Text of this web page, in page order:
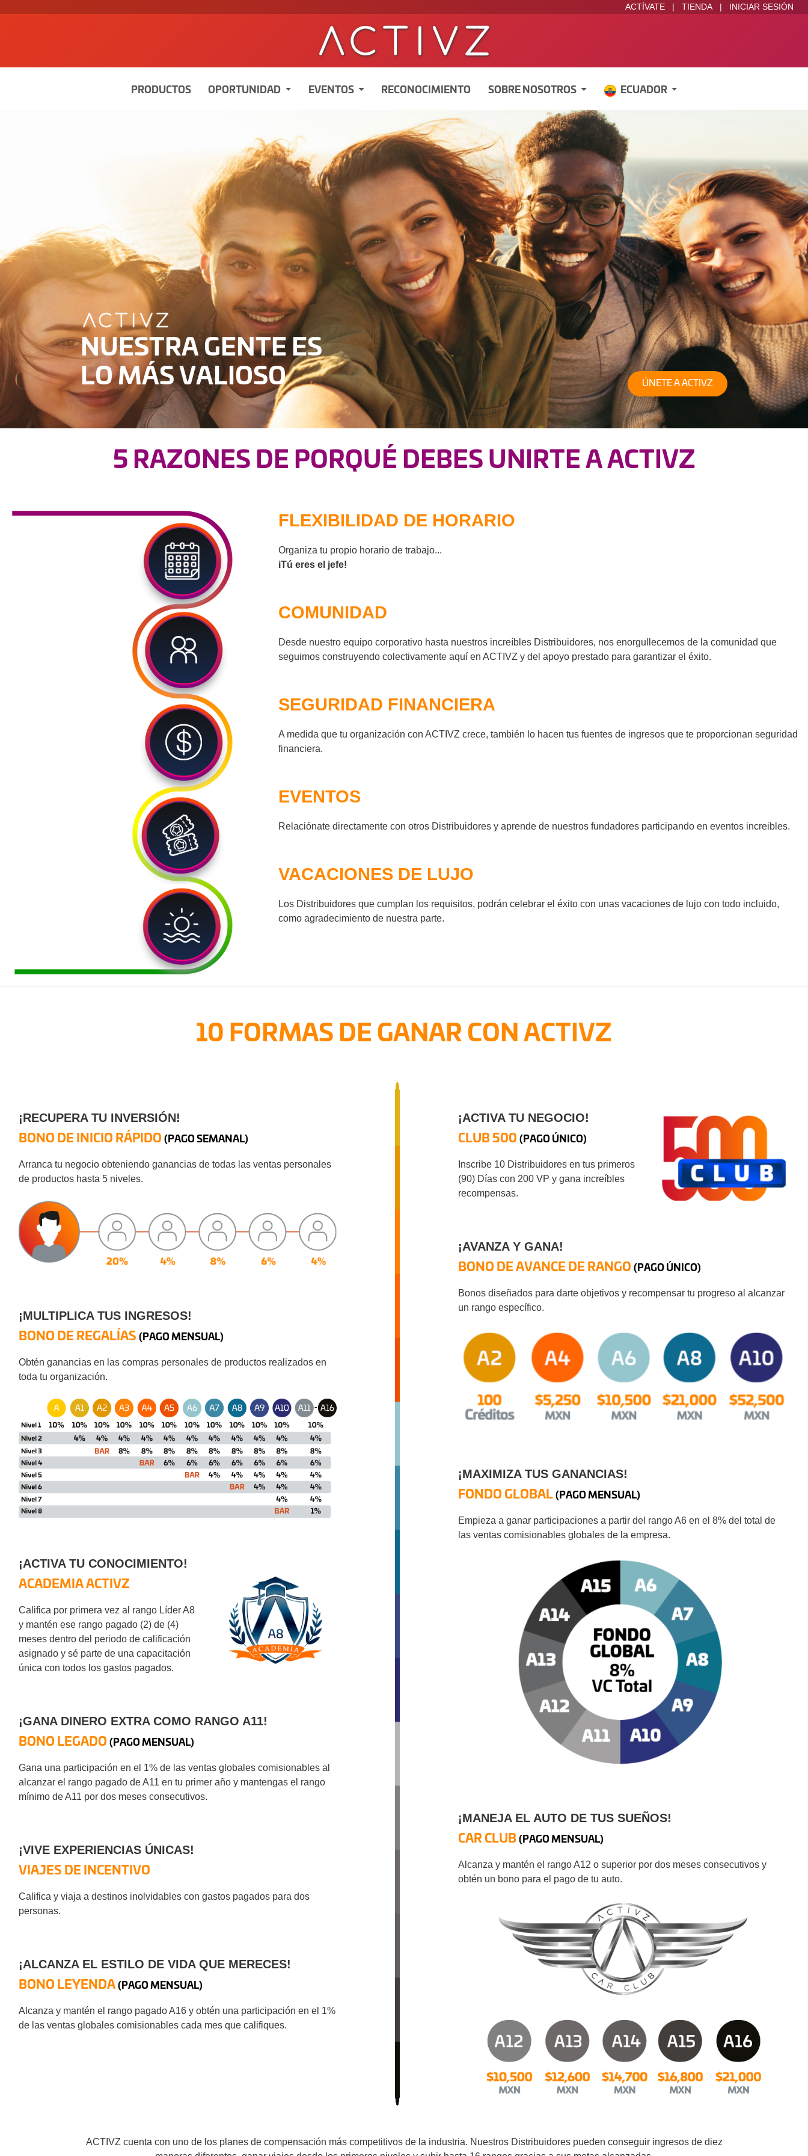
ACTÍVATE | TIENDA | INICIAR SESIÓN
PRODUCTOS OPORTUNIDAD EVENTOS RECONOCIMIENTO SOBRE NOSOTROS ECUADOR
NUESTRA GENTE ES
LO MÁS VALIOSO
ÚNETE A ACTIVZ
5 RAZONES DE PORQUÉ DEBES UNIRTE A ACTIVZ
FLEXIBILIDAD DE HORARIO
Organiza tu propio horario de trabajo...
iTú eres el jefe!
COMUNIDAD
Desde nuestro equipo corporativo hasta nuestros increíbles Distribuidores, nos enorgullecemos de la comunidad que
seguimos construyendo colectivamente aquí en ACTIVZ y del apoyo prestado para garantizar el éxito.
SEGURIDAD FINANCIERA
A medida que tu organización con ACTIVZ crece, también lo hacen tus fuentes de ingresos que te proporcionan seguridad
financiera.
EVENTOS
Relaciónate directamente con otros Distribuidores y aprende de nuestros fundadores participando en eventos increibles.
VACACIONES DE LUJO
Los Distribuidores que cumplan los requisitos, podrán celebrar el éxito con unas vacaciones de lujo con todo incluido,
como agradecimiento de nuestra parte.
10 FORMAS DE GANAR CON ACTIVZ
¡RECUPERA TU INVERSIÓN!
BONO DE INICIO RÁPIDO (PAGO SEMANAL)
Arranca tu negocio obteniendo ganancias de todas las ventas personales
de productos hasta 5 niveles.
¡MULTIPLICA TUS INGRESOS!
BONO DE REGALÍAS (PAGO MENSUAL)
Obtén ganancias en las compras personales de productos realizados en
toda tu organización.
¡ACTIVA TU CONOCIMIENTO!
ACADEMIA ACTIVZ
Califica por primera vez al rango Líder A8
y mantén ese rango pagado (2) de (4)
meses dentro del periodo de calificación
asignado y sé parte de una capacitación
única con todos los gastos pagados.
¡GANA DINERO EXTRA COMO RANGO A11!
BONO LEGADO (PAGO MENSUAL)
Gana una participación en el 1% de las ventas globales comisionables al
alcanzar el rango pagado de A11 en tu primer año y mantengas el rango
mínimo de A11 por dos meses consecutivos.
¡VIVE EXPERIENCIAS ÚNICAS!
VIAJES DE INCENTIVO
Califica y viaja a destinos inolvidables con gastos pagados para dos
personas.
¡ALCANZA EL ESTILO DE VIDA QUE MERECES!
BONO LEYENDA (PAGO MENSUAL)
Alcanza y mantén el rango pagado A16 y obtén una participación en el 1%
de las ventas globales comisionables cada mes que califiques.
¡ACTIVA TU NEGOCIO!
CLUB 500 (PAGO ÚNICO)
Inscribe 10 Distribuidores en tus primeros
(90) Días con 200 VP y gana increíbles
recompensas.
¡AVANZA Y GANA!
BONO DE AVANCE DE RANGO (PAGO ÚNICO)
Bonos diseñados para darte objetivos y recompensar tu progreso al alcanzar
un rango específico.
¡MAXIMIZA TUS GANANCIAS!
FONDO GLOBAL (PAGO MENSUAL)
Empieza a ganar participaciones a partir del rango A6 en el 8% del total de
las ventas comisionables globales de la empresa.
¡MANEJA EL AUTO DE TUS SUEÑOS!
CAR CLUB (PAGO MENSUAL)
Alcanza y mantén el rango A12 o superior por dos meses consecutivos y
obtén un bono para el pago de tu auto.
ACTIVZ cuenta con uno de los planes de compensación más competitivos de la industria. Nuestros Distribuidores pueden conseguir ingresos de diez